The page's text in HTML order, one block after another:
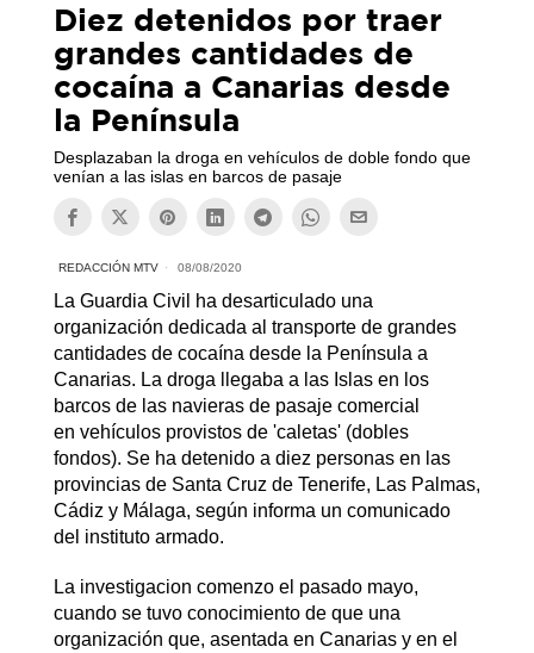
Diez detenidos por traer
grandes cantidades de
cocaína a Canarias desde
la Península
Desplazaban la droga en vehículos de doble fondo que
venían a las islas en barcos de pasaje
REDACCIÓN MTV 08/08/2020
La Guardia Civil ha desarticulado una
organización dedicada al transporte de grandes
cantidades de cocaína desde la Península a
Canarias. La droga llegaba a las Islas en los
barcos de las navieras de pasaje comercial
en vehículos provistos de 'caletas' (dobles
fondos). Se ha detenido a diez personas en las
provincias de Santa Cruz de Tenerife, Las Palmas,
Cádiz y Málaga, según informa un comunicado
del instituto armado.
La investigacion comenzo el pasado mayo,
cuando se tuvo conocimiento de que una
organización que, asentada en Canarias y en el